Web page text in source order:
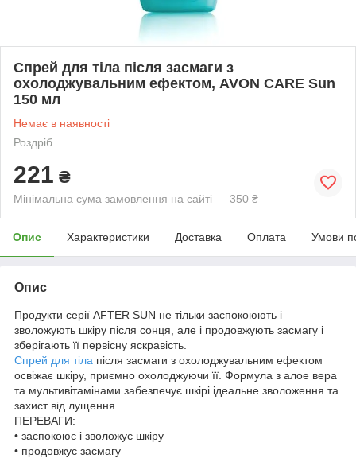
Спрей для тіла після засмаги з
охолоджувальним ефектом, AVON CARE Sun
150 мл
Немає в наявності
Роздріб
221 ₴
Мінімальна сума замовлення на сайті — 350 ₴
Опис Характеристики Доставка Оплата Умови
Опис
Продукти серії AFTER SUN не тільки заспокоюють і
зволожують шкіру після сонця, але і продовжують засмагу і
зберігають її первісну яскравість.
Спрей для тіла після засмаги з охолоджувальним ефектом
освіжає шкіру, приємно охолоджуючи її. Формула з алое вера
та мультивітамінами забезпечує шкірі ідеальне зволоження та
захист від лущення.
ПЕРЕВАГИ:
• заспокоює і зволожує шкіру
• продовжує засмагу